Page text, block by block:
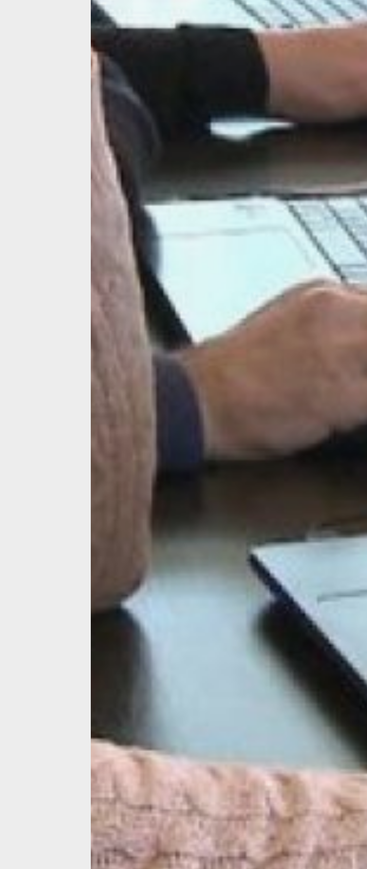
Если вы не дозвонились диспетчеру, вам должны
перезвонить в течение десяти минут
С марта 2019 года вступили в силу новые
требования от Минстроя по работе аварийно-
диспетчерских служб. Так, теперь управляющим
компаниям необходимо обеспечить дозвон
потребителя в течение пяти минут. Например, в
период запуска отопления может произойти
порыв трубы, и люди массово начинают звонить
по всем известным телефонам. Если в течение
пяти минут потребитель не дозвонился, то в
течение десяти минут ему обязательно должны
перезвонить. Кроме этого, скорректированы
сроки устранения аварий: на локализацию –
перекрыть трубу - даётся не более двух часов, и
в кратчайшие сроки специалисты должны
устранить последствия и выполнить ремонтные
— Довольно много горожан в последнее время
управляющую компанию, — говорит Антон
обнаруживают, что жалоба соответствует
помощь «управляйкам», но и горожанам здесь
могут помочь советом, проконсультировать по
выбору общедомового совета, решить вопрос
организации общедомового собрания, помочь в
формировании повестки общего собрания
многое зависит и от самих собственников, —
говорит Ольга Беленькая. — Мы с вами
заказчики услуг, не надо ждать, что кто-то что-то
сделает за нас. Если изначально собственники
занимают пассивную позицию: не работают с
управляющей организацией, не собирают совет
дома, сами не формируют виды работ, которые
должны быть выполнены, не утверждают
стоимость выполненных работ, то смена
управляющей организации эффекта в доме не
принесет. Если переложили на плечи – за
пассивность отвечаем тем, что имеем. Если
хотим изменить ситуацию, то нужно избрать
совет дома, который будет контактировать с